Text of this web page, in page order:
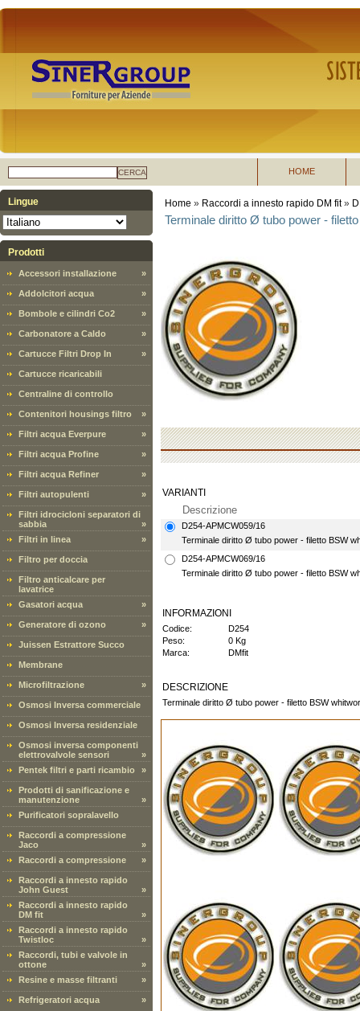
CERCA HOME
Lingue
Prodotti
Accessori installazione »
Addolcitori acqua »
Bombole e cilindri Co2 »
Carbonatore a Caldo »
Cartucce Filtri Drop In »
Cartucce ricaricabili
Centraline di controllo
Contenitori housings filtro »
Filtri acqua Everpure »
Filtri acqua Profine »
Filtri acqua Refiner »
Filtri autopulenti »
Filtri idrocicloni separatori di
sabbia
»
Filtri in linea
»
Filtro per doccia
Filtro anticalcare per
lavatrice
Gasatori acqua
»
Generatore di ozono »
Juissen Estrattore Succo
Membrane
Microfiltrazione »
Osmosi Inversa commerciale
Osmosi Inversa residenziale
Osmosi inversa componenti
elettrovalvole sensori
»
Pentek filtri e parti ricambio
»
Prodotti di sanificazione e
manutenzione
»
Purificatori sopralavello
Raccordi a compressione
Jaco
»
Raccordi a compressione
»
Raccordi a innesto rapido
John Guest
»
Raccordi a innesto rapido
DM fit
»
Raccordi a innesto rapido
Twistloc
»
Raccordi, tubi e valvole in
ottone
»
Resine e masse filtranti
»
Refrigeratori acqua »
Home » Raccordi a innesto rapido DM fit »
Terminale diritto Ø tubo power -
VARIANTI
Descrizione
D254-APMCW059/16
Terminale diritto Ø tubo power - filetto BSW
D254-APMCW069/16
Terminale diritto Ø tubo power - filetto BSW
INFORMAZIONI
Codice:
D254
Peso:
0 Kg
Marca:
DMfit
DESCRIZIONE
Terminale diritto Ø tubo power - filetto BSW